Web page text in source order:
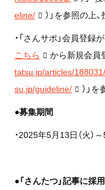
eline/
）」を参照の上
・「さんサポ」会員登録
こちら
から新規会員
tatsu.jp/articles/188031/
su.jp/guideline/
）」
●募集期間
・2025年5月13日（火）～
●「さんたつ」記事に採